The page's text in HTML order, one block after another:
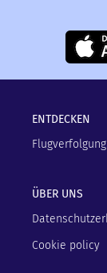
ENTDECKEN
Flugverfolgung
ÜBER UNS
Cookie policy